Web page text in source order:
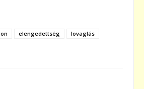
elengedettség
lovaglás